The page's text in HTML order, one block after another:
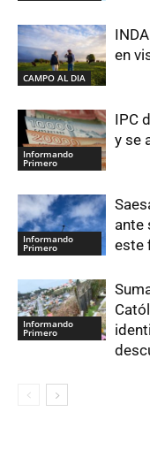
CAMPO AL DIA
en
Informando
Primero
IPC
y se
Informando
Primero
ante
este
Informando
Primero